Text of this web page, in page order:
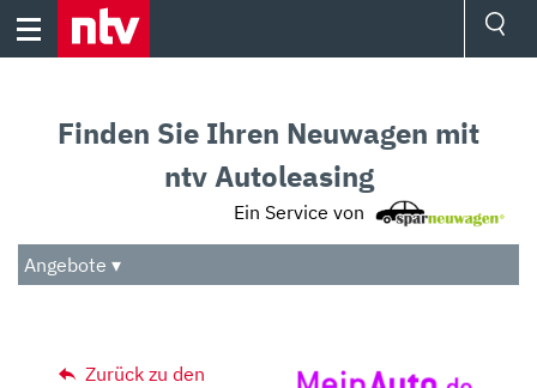
Skip
Audio
Das Beste
Finden Sie Ihren Neuwagen mit
ntv Autoleasing
Ein Service von
Angebote ▾
Zurück zu den